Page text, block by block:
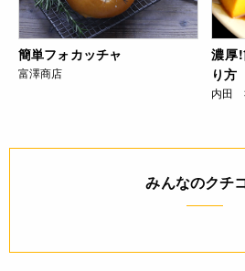
簡単フォカッチャ
富澤商店
濃厚
り方
内田
みんなのクチ